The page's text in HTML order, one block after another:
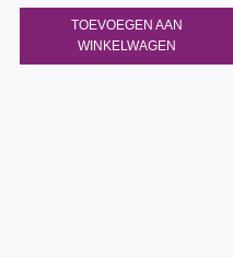
TOEVOEGEN AAN
WINKELWAGEN